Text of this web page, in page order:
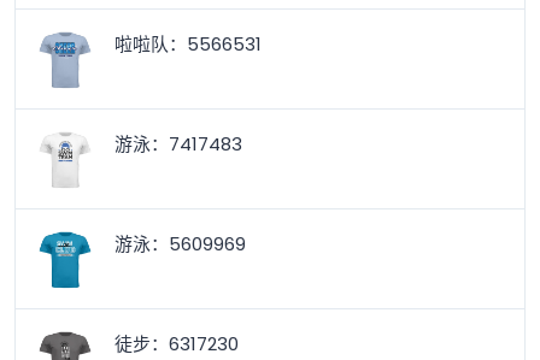
啦啦队：5566531
游泳：7417483
游泳：5609969
徒步：6317230